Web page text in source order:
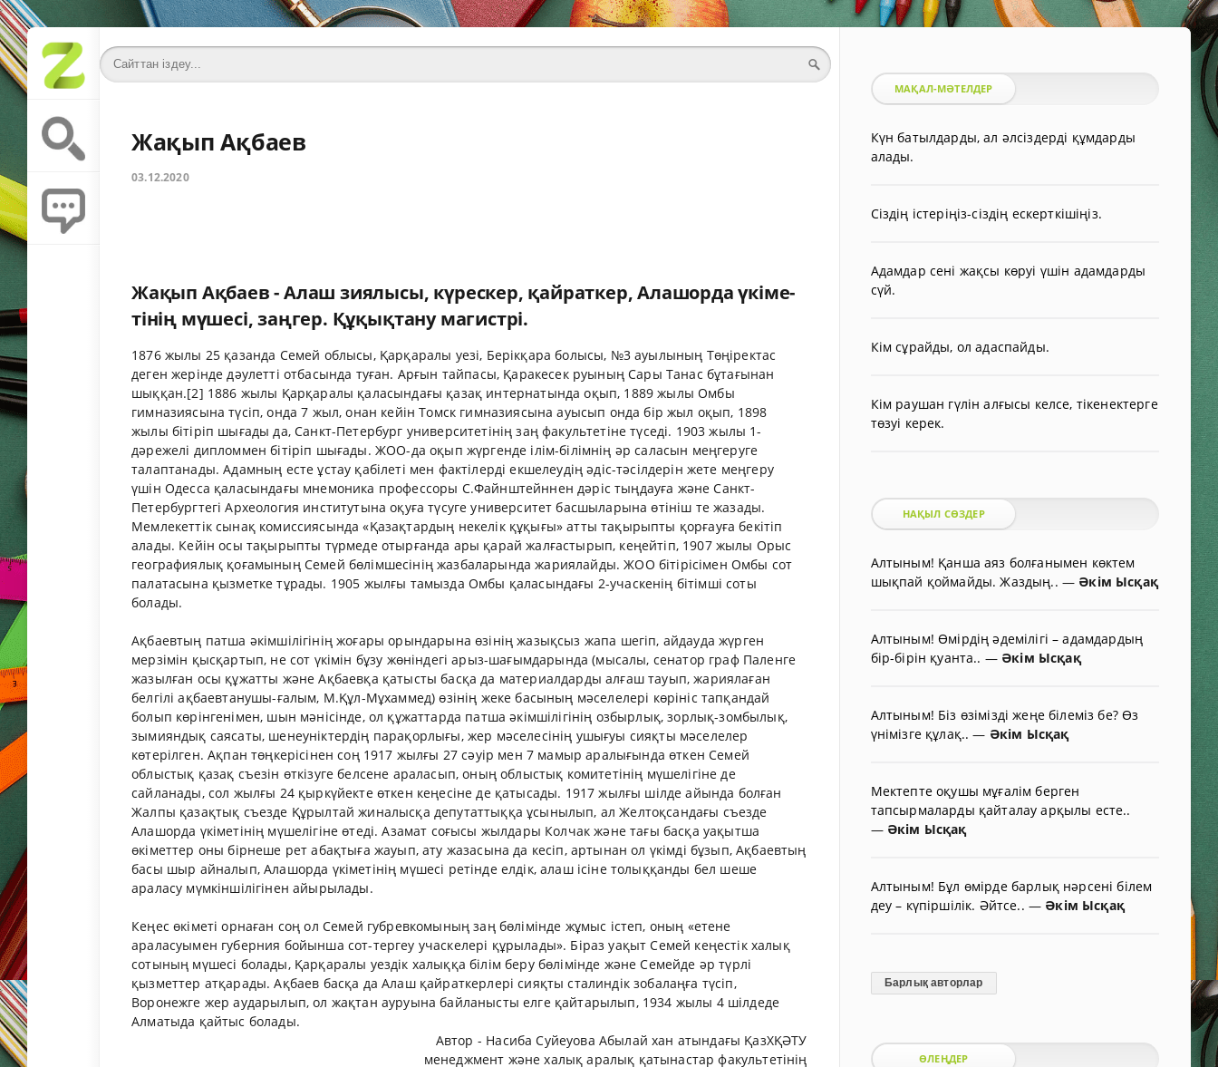
Жақып Ақбаев
03.12.2020
Жақып Ақбаев - Алаш зиялысы, күрескер, қайраткер, Алашорда үкі­ме­
ті­нің мүшесі, заңгер. Құқықтану магистрі.
1876 жылы 25 қазанда Семей облысы, Қарқаралы уезі, Берікқара болысы, №3 ауы­лының Төңіректас
деген жерінде дәулетті отбасында туған. Арғын тайпасы, Қаракесек руының Сары Танас бұтағынан
шыққан.[2] 1886 жылы Қарқаралы қаласындағы қазақ интернатында оқып, 1889 жылы Омбы
гимназиясына түсіп, онда 7 жыл, онан кейін Томск гимназиясына ауысып онда бір жыл оқып, 1898
жылы бітіріп шығады да, Санкт-Петербург университетінің заң факультетіне түседі. 1903 жылы 1-
дәрежелі дипломмен бітіріп шығады. ЖОО-да оқып жүргенде ілім-білімнің әр саласын меңгеруге
талаптанады. Адамның есте ұстау қабілеті мен фактілерді екшелеудің әдіс-тәсілдерін жете меңгеру
үшін Одесса қаласындағы мнемоника профессоры С.Файнштейннен дәріс тыңдауға және Санкт-
Петербургтегі Археология институтына оқуға түсуге университет басшыларына өтініш те жазады.
Мемлекеттік сынақ комиссиясында «Қазақтардың некелік құқығы» атты тақырыпты қорғауға бекітіп
алады. Кейін осы тақырыпты түрмеде отырғанда ары қарай жалғастырып, кеңейтіп, 1907 жылы Орыс
географиялық қоғамының Семей бөлімшесінің жазбаларында жариялайды. ЖОО бітірісімен Омбы сот
палатасына қызметке тұрады. 1905 жылғы тамызда Омбы қаласындағы 2-учаскенің бітімші соты
болады.
Ақбаевтың патша әкімшілігінің жоғары орындарына өзінің жазықсыз жапа шегіп, айдауда жүрген
мерзімін қысқартып, не сот үкімін бұзу жөніндегі арыз-шағымдарында (мысалы, сенатор граф Паленге
жазылған осы құжатты және Ақбаевқа қатысты басқа да материалдарды алғаш тауып, жариялаған
белгілі ақбаевтанушы-ғалым, М.Құл-Мұхаммед) өзінің жеке басының мәселелері көрініс тапқандай
болып көрінгенімен, шын мәнісінде, ол құжаттарда патша әкімшілігінің озбырлық, зорлық-зомбылық,
зымияндық саясаты, шенеуніктердің парақорлығы, жер мәселесінің ушығуы сияқты мәселелер
көтерілген. Ақпан төңкерісінен соң 1917 жылғы 27 сәуір мен 7 мамыр аралығында өткен Семей
облыстық қазақ съезін өткізуге белсене араласып, оның облыстық комитетінің мүшелігіне де
сайланады, сол жылғы 24 қыркүйекте өткен кеңесіне де қатысады. 1917 жылғы шілде айында болған
Жалпы қазақтық съезде Құрылтай жиналысқа депутаттыққа ұсынылып, ал Желтоқсандағы съезде
Алашорда үкіметінің мүшелігіне өтеді. Азамат соғысы жылдары Колчак және тағы басқа уақытша
өкіметтер оны бірнеше рет абақтыға жауып, ату жазасына да кесіп, артынан ол үкімді бұзып, Ақбаевтың
басы шыр айналып, Алашорда үкіметінің мүшесі ретінде елдік, алаш ісіне толыққанды бел шеше
араласу мүмкіншілігінен айырылады.
Кеңес өкіметі орнаған соң ол Семей губревкомының заң бөлімінде жұмыс істеп, оның «етене
араласуымен губерния бойынша сот-тергеу учаскелері құрылады». Біраз уақыт Семей кеңестік халық
сотының мүшесі болады, Қарқаралы уездік халыққа білім беру бөлімінде және Семейде әр түрлі
қызметтер атқарады. Ақбаев басқа да Алаш қайраткерлері сияқты сталиндік зобалаңға түсіп,
Воронежге жер аударылып, ол жақтан ауруына байланысты елге қайтарылып, 1934 жылы 4 шілдеде
Алматыда қайтыс болады.
Автор - Насиба Суйеуова Абылай хан атындағы ҚазХҚӘТУ
менеджмент және халық аралық қатынастар факультетінің
МАҚАЛ-МӘТЕЛДЕР
Күн батылдарды, ал әлсіздерді құмдарды
алады.
Сіздің істеріңіз-сіздің ескерткішіңіз.
Адамдар сені жақсы көруі үшін адамдарды
сүй.
Кім сұрайды, ол адаспайды.
Кім раушан гүлін алғысы келсе, тікенектерге
төзуі керек.
НАҚЫЛ СӨЗДЕР
Алтыным! Қанша аяз болғанымен көктем
шықпай қоймайды. Жаздың.. — Әкім Ысқақ
Алтыным! Өмірдің әдемілігі – адамдардың
бір-бірін қуанта.. — Әкім Ысқақ
Алтыным! Біз өзімізді жеңе білеміз бе? Өз
үнімізге құлақ..— Әкім Ысқақ
Мектепте оқушы мұғалім берген
тапсырмаларды қайталау арқылы есте..
— Әкім Ысқақ
Алтыным! Бұл өмірде барлық нәрсені білем
деу – күпіршілік. Әйтсе.. — Әкім Ысқақ
Барлық авторлар
ӨЛЕҢДЕР